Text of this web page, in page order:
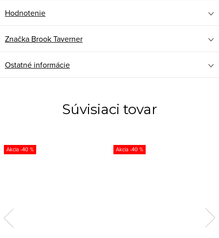
Hodnotenie
Značka Brook Taverner
Ostatné informácie
Súvisiaci tovar
-40 % -40 %